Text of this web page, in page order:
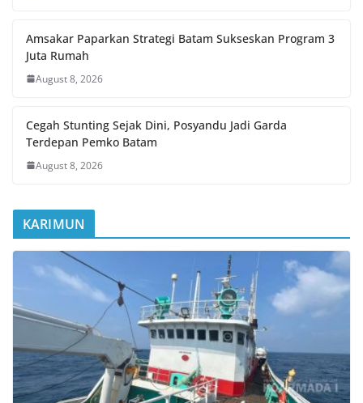
Amsakar Paparkan Strategi Batam Sukseskan Program 3
Juta Rumah
August 8, 2026
Cegah Stunting Sejak Dini, Posyandu Jadi Garda
Terdepan Pemko Batam
August 8, 2026
KARIMUN